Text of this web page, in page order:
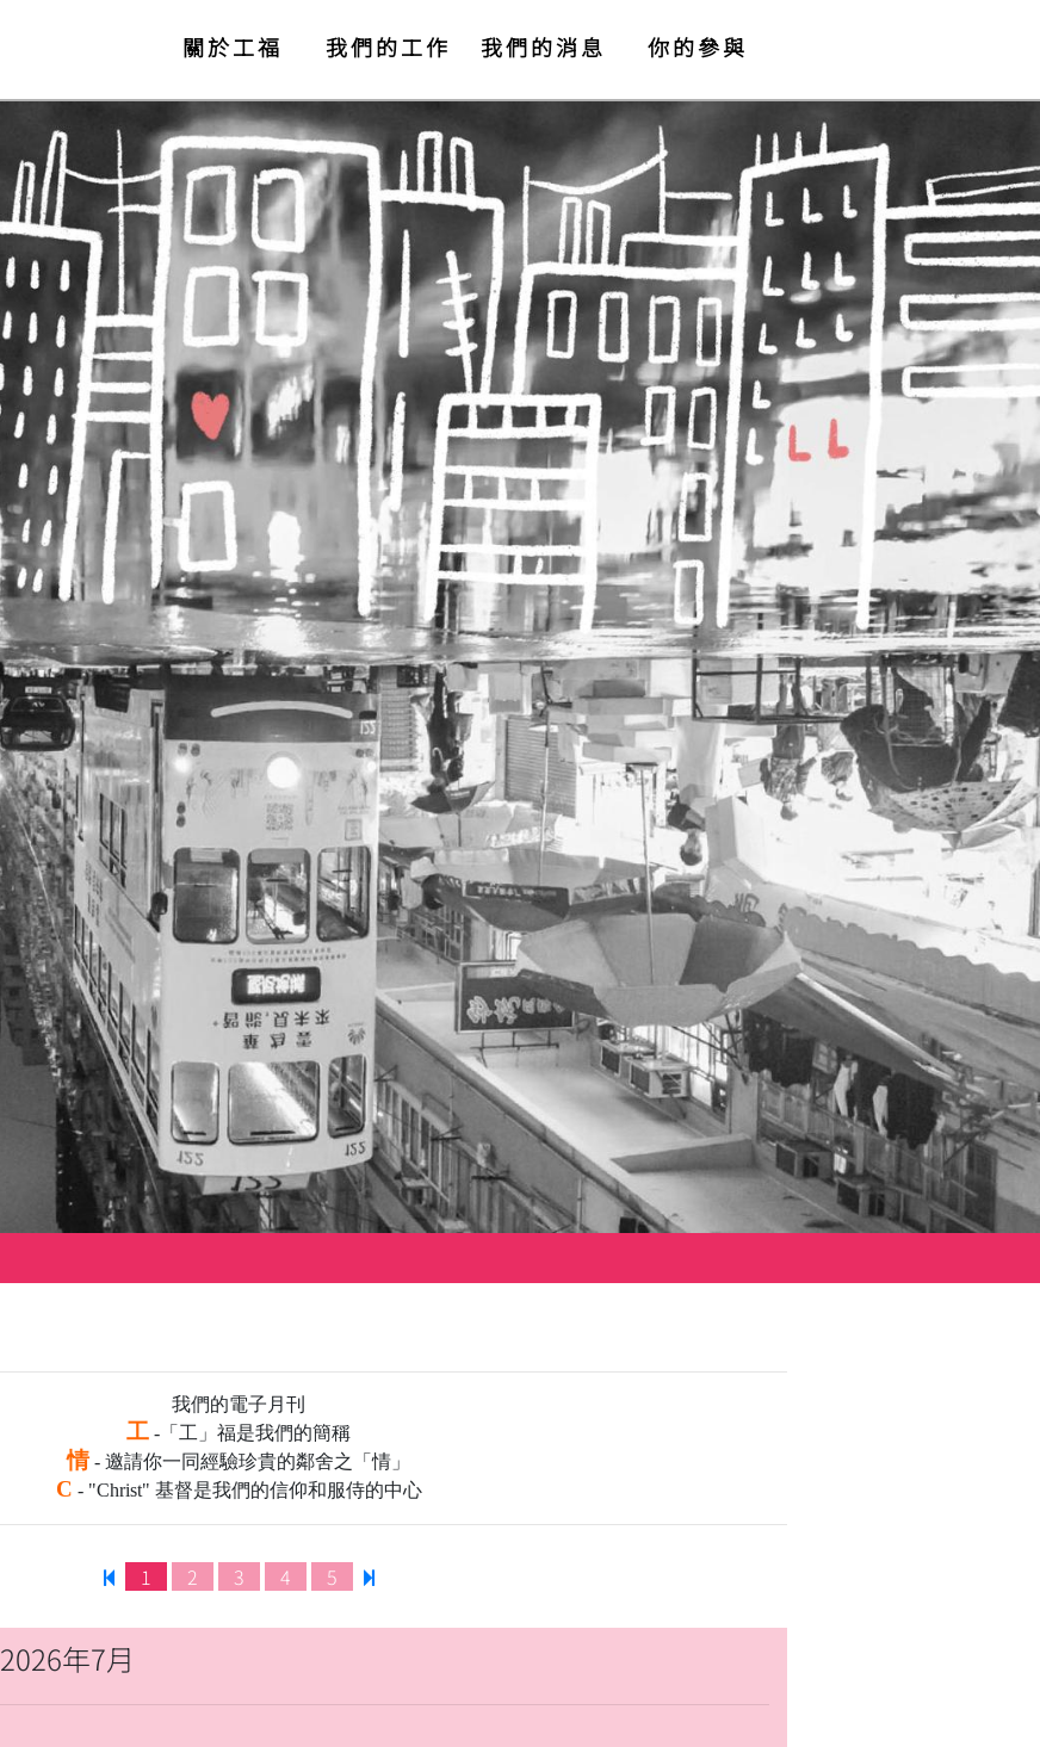
關於工福 我們的工作 我們的消息 你的參與
我們的電子月刊
工 -「工」福是我們的簡稱
情- 邀請你一同經驗珍貴的鄰舍之「情」
C - "Christ" 基督是我們的信仰和服侍的中心
1 2 3 4 5
2026年7月